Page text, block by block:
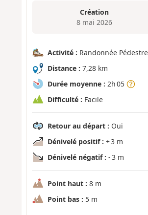
Création
8 mai 2026
Activité : Randonnée Pédestre
Distance : 7,28 km
Durée moyenne : 2h 05
Difficulté : Facile
Retour au départ : Oui
Dénivelé positif : + 3 m
Dénivelé négatif : - 3 m
Point haut : 8 m
Point bas : 5 m